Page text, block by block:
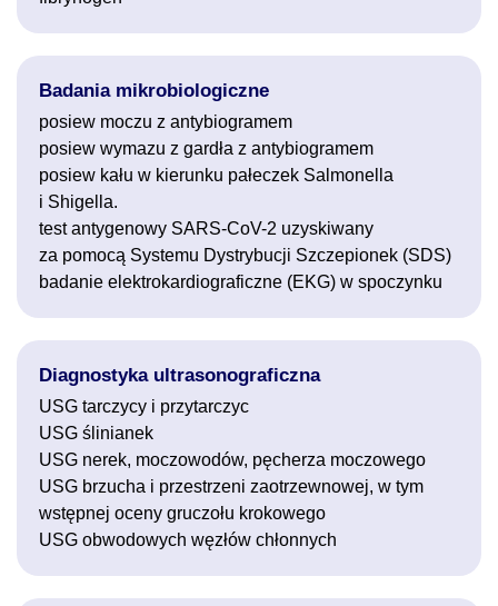
Badania mikrobiologiczne
posiew moczu z antybiogramem
posiew wymazu z gardła z antybiogramem
posiew kału w kierunku pałeczek Salmonella
i Shigella.
test antygenowy SARS-CoV-2 uzyskiwany
za pomocą Systemu Dystrybucji Szczepionek (SDS)
badanie elektrokardiograficzne (EKG) w spoczynku
Diagnostyka ultrasonograficzna
USG tarczycy i przytarczyc
USG ślinianek
USG nerek, moczowodów, pęcherza moczowego
USG brzucha i przestrzeni zaotrzewnowej, w tym
wstępnej oceny gruczołu krokowego
USG obwodowych węzłów chłonnych